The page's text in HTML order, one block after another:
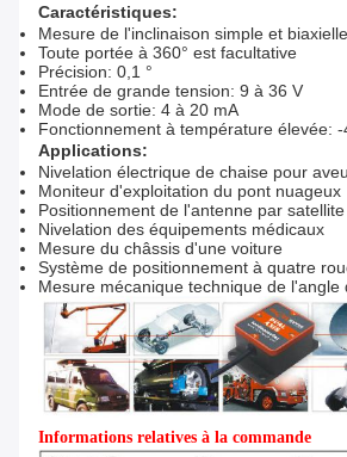
Caractéristiques:
Mesure de l'inclinaison simple et biaxielle
Toute portée à 360° est facultative
Précision: 0,1 °
Entrée de grande tension: 9 à 36 V
Mode de sortie: 4 à 20 mA
Fonctionnement à température élevée: -
Applications:
Nivelation électrique de chaise pour
Moniteur d'exploitation du pont nuageux
Positionnement de l'antenne par satellite
Nivelation des équipements médicaux
Mesure du châssis d'une voiture
Système de positionnement à quatre
Mesure mécanique technique de l'angle
Informations relatives à la commande